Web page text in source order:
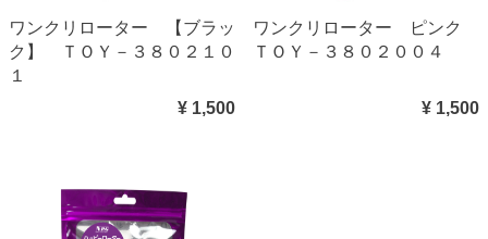
ワンクリローター 【ブラッ
ク】 ＴＯＹ－３８０２１０
１
¥ 1,500
ワンクリローター ピンク
ＴＯＹ－３８０２００４
¥ 1,500